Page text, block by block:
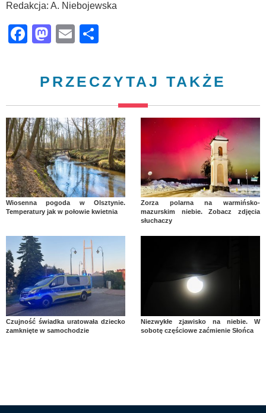
Redakcja: A. Niebojewska
Facebook
Mastodon
Email
PRZECZYTAJ TAKŻE
Wiosenna pogoda w Olsztynie.
Temperatury jak w połowie kwietnia
Zorza polarna na warmińsko-
mazurskim niebie. Zobacz zdjęcia
słuchaczy
Czujność świadka uratowała dziecko
zamknięte w samochodzie
Niezwykłe zjawisko na niebie. W
sobotę częściowe zaćmienie Słońca